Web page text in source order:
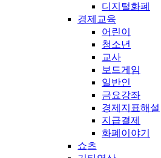
디지털화폐
경제교육
어린이
청소년
교사
보드게임
일반인
금요강좌
경제지표해설
지급결제
화폐이야기
쇼츠